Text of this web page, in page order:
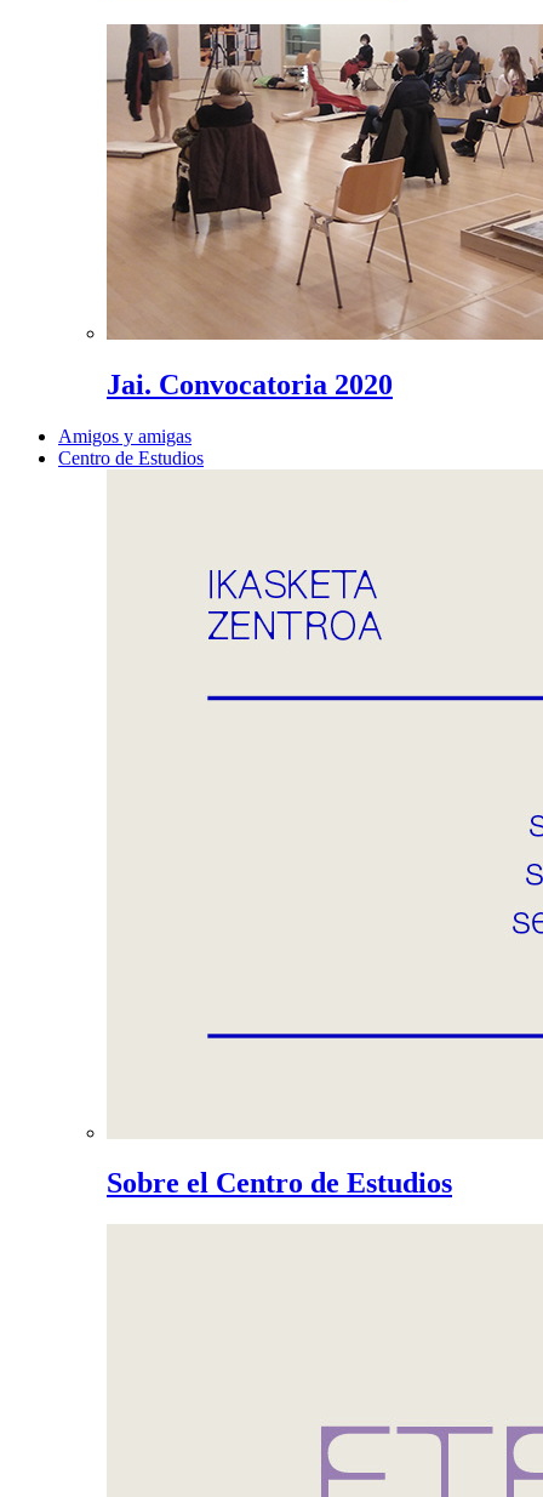
Jai. Convocatoria 2020
Amigos y amigas
Centro de Estudios
Sobre el Centro de Estudios